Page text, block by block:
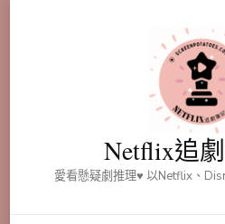
Netflix追
愛看懸疑劇推理♥ 以Netflix、